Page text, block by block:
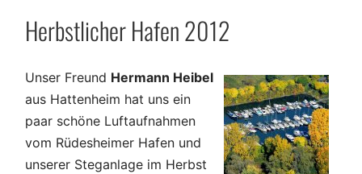
Herbstlicher Hafen 2012
Unser Freund Hermann Heibel
aus Hattenheim hat uns ein
paar schöne Luftaufnahmen
vom Rüdesheimer Hafen und
unserer Steganlage im Herbst